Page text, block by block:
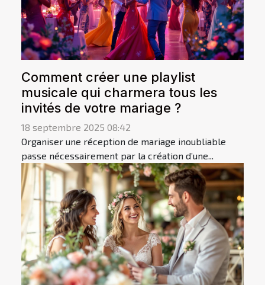
Comment créer une playlist
musicale qui charmera tous les
invités de votre mariage ?
18 septembre 2025 08:42
Organiser une réception de mariage inoubliable
passe nécessairement par la création d’une...